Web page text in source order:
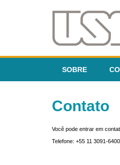
SOBRE
Contato
Você pode entrar em
Telefone: +55 11 3091-6400.